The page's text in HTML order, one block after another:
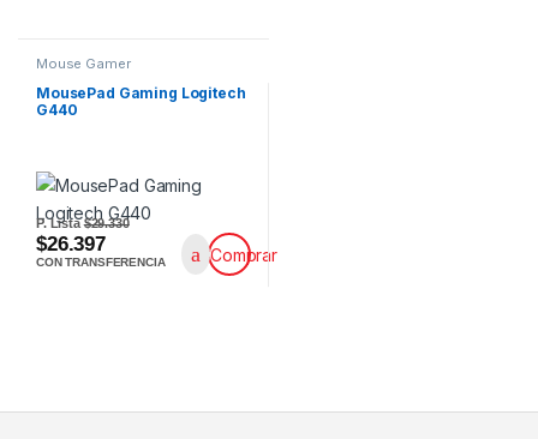
Mouse Gamer
MousePad Gaming Logitech
G440
P. Lista$29.330
$26.397
CON TRANSFERENCIA Comprar